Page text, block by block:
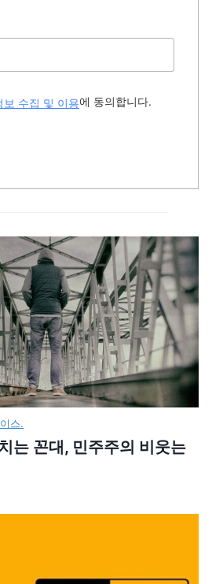
보 수집 및 이용에 동의합니다.
스.
는 꼰대, 민주주의 비웃는